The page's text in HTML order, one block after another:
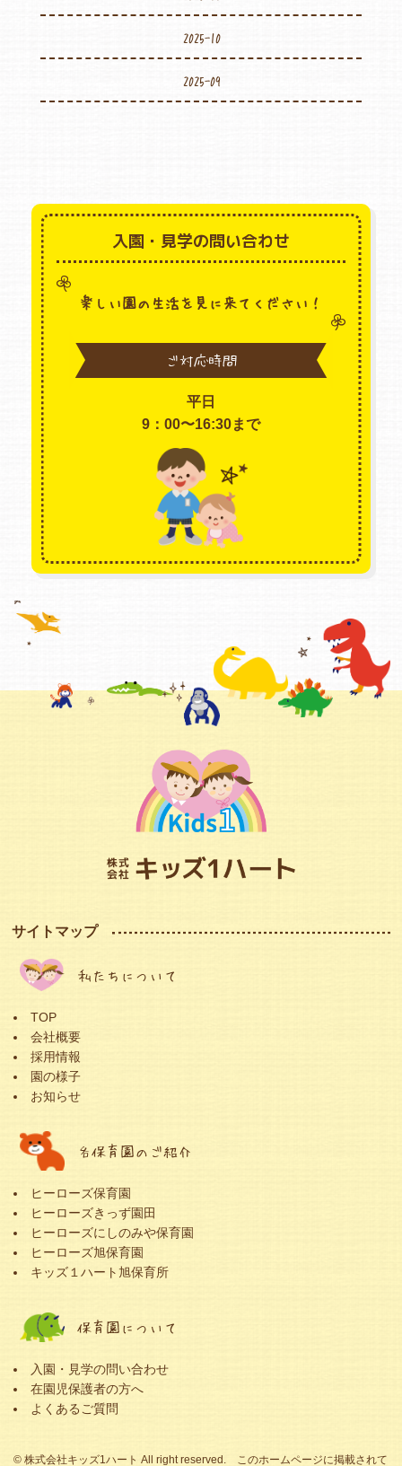
2025-10
2025-09
入園・見学の問い合わせ
楽しい園の生活を見に来てください！
ご対応時間
平日
9：00〜16:30まで
サイトマップ
私たちについて
TOP
会社概要
採用情報
園の様子
お知らせ
各保育園のご紹介
ヒーローズ保育園
ヒーローズきっず園田
ヒーローズにしのみや保育園
ヒーローズ旭保育園
キッズ１ハート旭保育所
保育園について
入園・見学の問い合わせ
在園児保護者の方へ
よくあるご質問
© 株式会社キッズ1ハート All right reserved. このホームページに掲載されて